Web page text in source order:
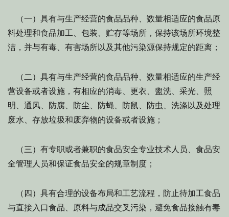
（一）具有与生产经营的食品品种、数量相适应的食品原
料处理和食品加工、包装、贮存等场所，保持该场所环境整
洁，并与有毒、有害场所以及其他污染源保持规定的距离；
（二）具有与生产经营的食品品种、数量相适应的生产经
营设备或者设施，有相应的消毒、更衣、盥洗、采光、照
明、通风、防腐、防尘、防蝇、防鼠、防虫、洗涤以及处理
废水、存放垃圾和废弃物的设备或者设施；
（三）有专职或者兼职的食品安全专业技术人员、食品安
全管理人员和保证食品安全的规章制度；
（四）具有合理的设备布局和工艺流程，防止待加工食品
与直接入口食品、原料与成品交叉污染，避免食品接触有毒